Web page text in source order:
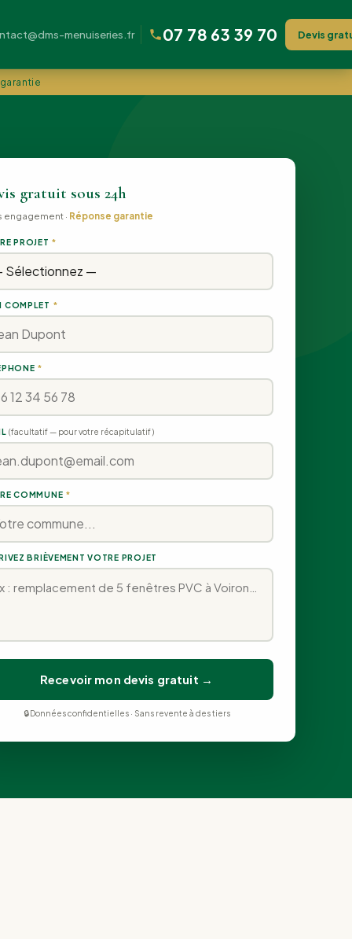
menuiseries.fr 07 78 63 39 70 Devis
gratuit sous 24h
engagement · Réponse garantie
PROJET *
COMPLET *
*
(facultatif — pour votre récapitulatif)
COMMUNE *
BRIÈVEMENT VOTRE PROJET
Recevoir mon devis gratuit →
🔒 Données confidentielles · Sans revente à des tiers